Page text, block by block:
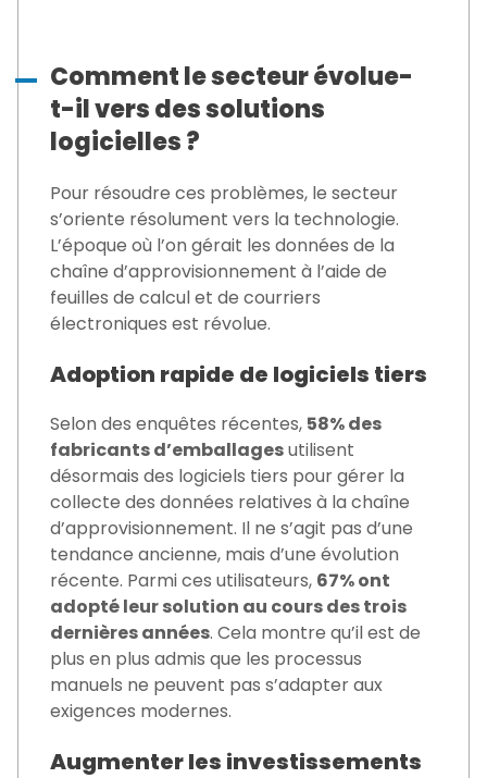
Comment le secteur évolue-
t-il vers des solutions
logicielles ?
Pour résoudre ces problèmes, le secteur
s’oriente résolument vers la technologie.
L’époque où l’on gérait les données de la
chaîne d’approvisionnement à l’aide de
feuilles de calcul et de courriers
électroniques est révolue.
Adoption rapide de logiciels tiers
Selon des enquêtes récentes, 58% des
fabricants d’emballagesutilisent
désormais des logiciels tiers pour gérer la
collecte des données relatives à la chaîne
d’approvisionnement. Il ne s’agit pas d’une
tendance ancienne, mais d’une évolution
récente. Parmi ces utilisateurs, 67% ont
adopté leur solution au cours des trois
dernières années. Cela montre qu’il est de
plus en plus admis que les processus
manuels ne peuvent pas s’adapter aux
exigences modernes.
Augmenter les investissements